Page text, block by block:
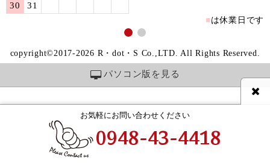
30
31
■は休業日です
copyright©2017-2026 R・dot・S Co.,LTD. All Rights Reserved.
お気軽にお問い合わせください
0948-43-4418
パソコン版を見る